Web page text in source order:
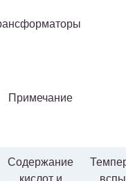
Примечание
Содержание